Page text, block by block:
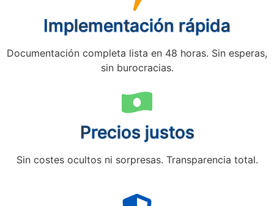
Implementación rápida
Documentación completa lista en 48 horas. Sin esperas,
sin burocracias.
Precios justos
Sin costes ocultos ni sorpresas. Transparencia total.